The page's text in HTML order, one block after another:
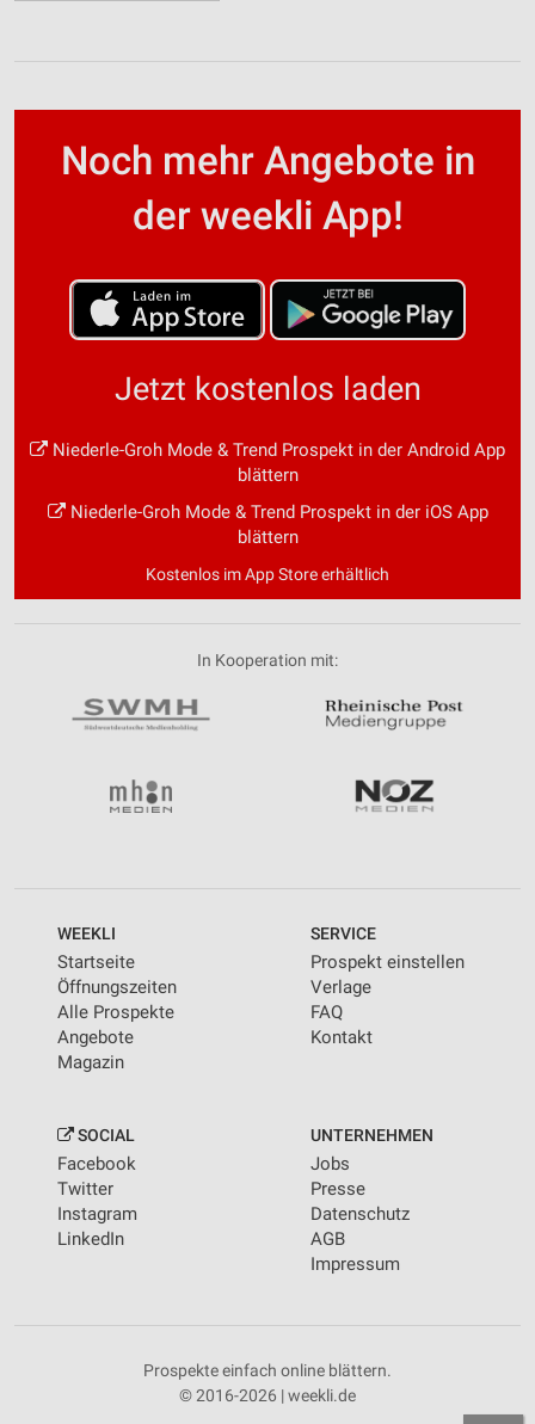
Noch mehr Angebote in
der weekli App!
Jetzt kostenlos laden
Niederle-Groh Mode & Trend Prospekt in der Android App
blättern
Niederle-Groh Mode & Trend Prospekt in der iOS App
blättern
Kostenlos im App Store erhältlich
In Kooperation mit:
WEEKLI
Startseite
Öffnungszeiten
Alle Prospekte
Angebote
Magazin
SERVICE
Prospekt einstellen
Verlage
FAQ
Kontakt
SOCIAL
Facebook
Twitter
Instagram
LinkedIn
UNTERNEHMEN
Jobs
Presse
Datenschutz
AGB
Impressum
Prospekte einfach online blättern.
© 2016-2026 | weekli.de